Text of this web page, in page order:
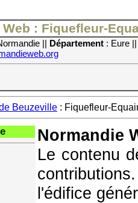
Web : Fiquefleur-
|| Département : Eure
Beuzeville : Fiquefleur-
Normandie
Le contenu
l'édifice